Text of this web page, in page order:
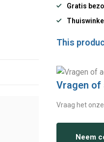
Gratis
This
Vragen of
Vraag het
Neem